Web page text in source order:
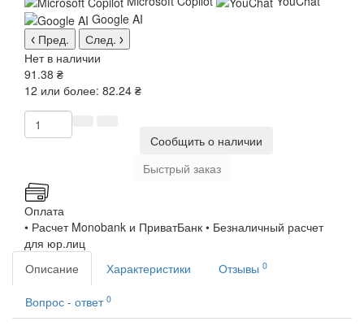
Google AI
Пред.
След.
Нет в наличии
91.38 ₴
12 или более: 82.24 ₴
Сообщить о наличии
Быстрый заказ
Оплата
• Расчет Monobank и ПриватБанк • Безналичный расчет
для юр.лиц
Описание
Характеристики Отзывы 0
Вопрос - ответ 0